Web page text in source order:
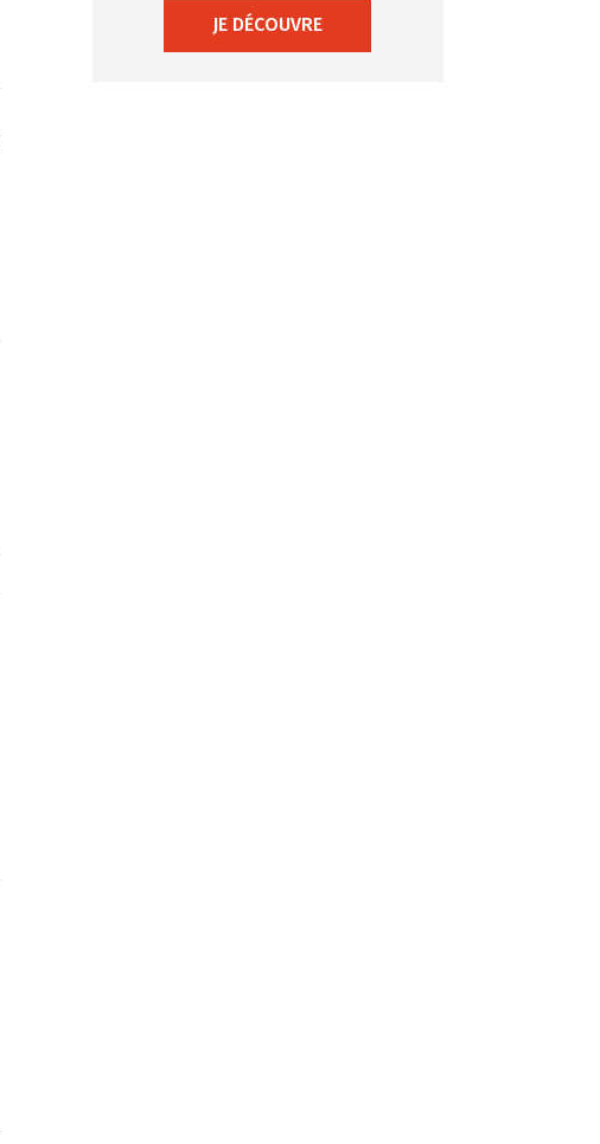
JE DÉCOUVRE